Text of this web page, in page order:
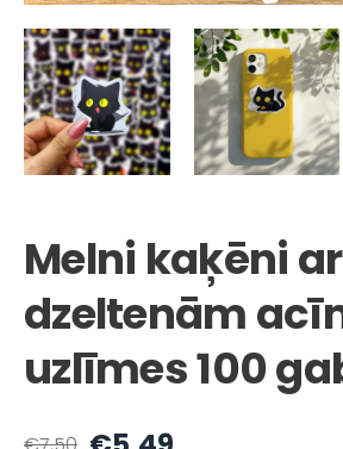
Melni kaķēni
dzeltenām
uzlīmes 100